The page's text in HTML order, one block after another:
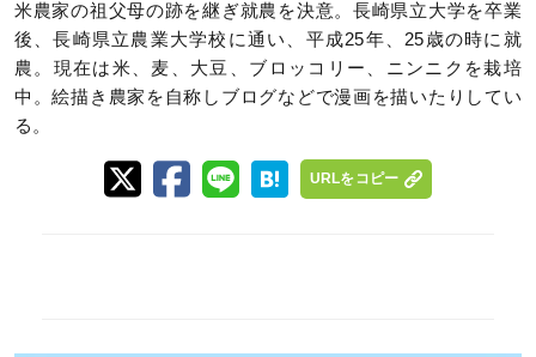
米農家の祖父母の跡を継ぎ就農を決意。長崎県立大学を卒業
後、長崎県立農業大学校に通い、平成25年、25歳の時に就
農。現在は米、麦、大豆、ブロッコリー、ニンニクを栽培
中。絵描き農家を自称しブログなどで漫画を描いたりしてい
る。
URLをコピー